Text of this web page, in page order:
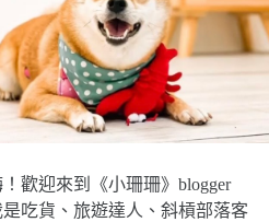
歡迎來到《小珊珊》blogger
是吃貨、旅遊達人、斜槓部落客